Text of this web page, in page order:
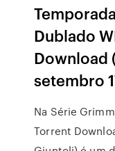
Dublado
Download
setembro
Na Série
Torrent